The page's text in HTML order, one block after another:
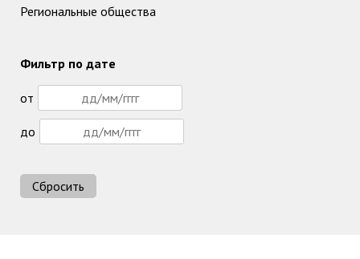
Региональные общества
Фильтр по дате
от
до
Сбросить